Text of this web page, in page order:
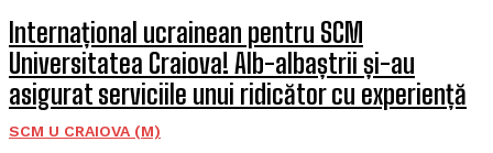
Internațional ucrainean pentru SCM
Universitatea Craiova! Alb-albaștrii și-au
asigurat serviciile unui ridicător cu experiență
SCM U CRAIOVA (M)